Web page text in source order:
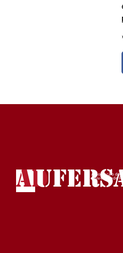
AD Associação
Universidade